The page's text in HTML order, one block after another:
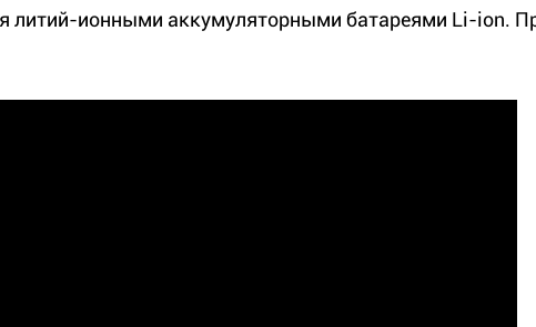
литий-ионными аккумуляторными батареями Li-ion.